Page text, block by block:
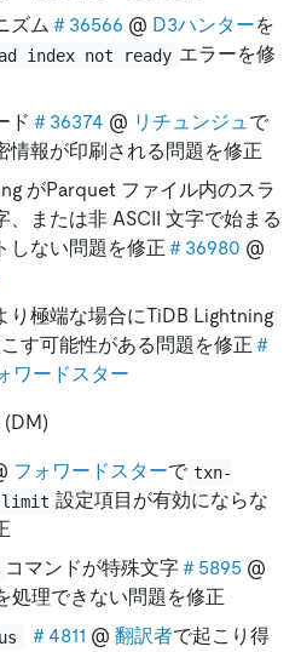
ズム ＃36566 @ D3ハンターを
index not ready エラーを修
ド ＃36374 @ リチュンジュで
情報が印刷される問題を修正
がParquet ファイル内のスラ
、または非 ASCII 文字で始まる
しない問題を修正 ＃36980 @
り極端な場合にTiDB Lightning
す可能性がある問題を修正 ＃
ワードスター
(DM)
フォワードスターで txn-
limit 設定項目が有効にならな
コマンドが特殊文字＃5895 @
処理できない問題を修正
＃4811 @ 翻訳者で起こり得